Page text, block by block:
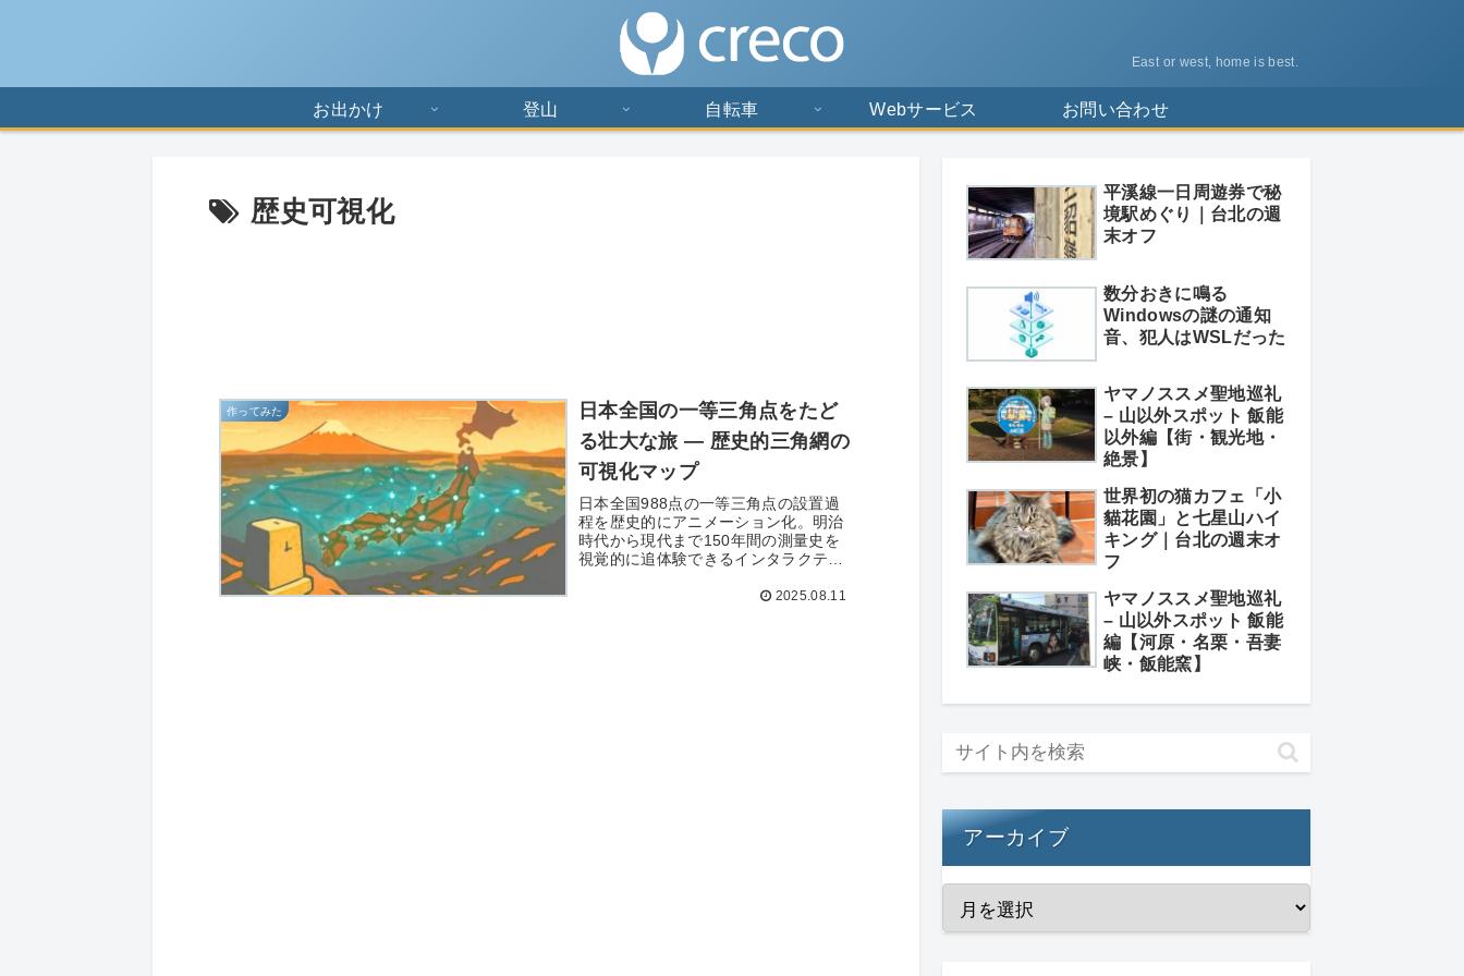
East or west, home is best.
お出かけ 登山 自転車 Webサービス お問い合わせ
歴史可視化
作ってみた
日本全国の一等三角点をたど
る壮大な旅 ― 歴史的三角網の
可視化マップ
日本全国988点の一等三角点の設置過
程を歴史的にアニメーション化。明治
時代から現代まで150年間の測量史を
視覚的に追体験できるインタラクティ
2025.08.11
平溪線一日周遊券で秘
境駅めぐり｜台北の週
末オフ
数分おきに鳴る
Windowsの謎の通知
音、犯人はWSLだった
ヤマノススメ聖地巡礼
– 山以外スポット 飯能
以外編【街・観光地・
絶景】
世界初の猫カフェ「小
貓花園」と七星山ハイ
キング｜台北の週末オ
フ
ヤマノススメ聖地巡礼
– 山以外スポット 飯能
編【河原・名栗・吾妻
峡・飯能窯】
アーカイブ